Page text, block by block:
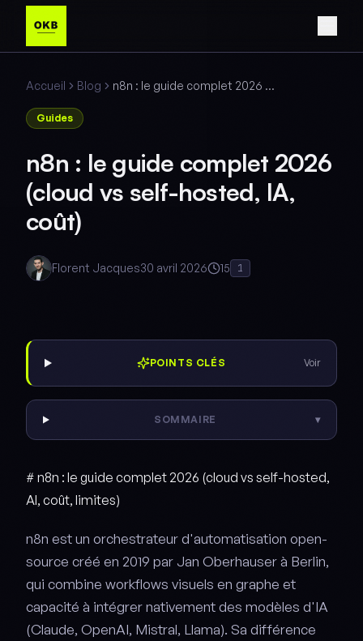
Accueil Blog n8n : le guide complet 2026 (cloud vs self-hosted, IA, coût)
Guides
n8n : le guide complet 2026
(cloud vs self-hosted, IA,
coût)
Florent Jacques30 avril 2026 15 1
POINTS CLÉS Voir
SOMMAIRE ▾
# n8n : le guide complet 2026 (cloud vs self-hosted,
AI, coût, limites)
n8n est un orchestrateur d'automatisation open-
source créé en 2019 par Jan Oberhauser à Berlin,
qui combine workflows visuels en graphe et
capacité à intégrer nativement des modèles d'IA
(Claude, OpenAI, Mistral, Llama). Sa différence